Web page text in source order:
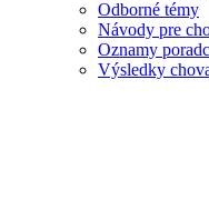
Odborné témy
Návody pre
Oznamy
Výsledky